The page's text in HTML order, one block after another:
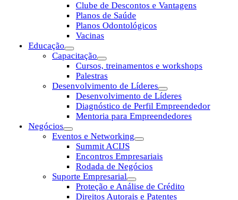
Clube de Descontos e Vantagens
Planos de Saúde
Planos Odontológicos
Vacinas
Educação
Capacitação
Cursos, treinamentos e workshops
Palestras
Desenvolvimento de Líderes
Desenvolvimento de Líderes
Diagnóstico de Perfil Empreendedor
Mentoria para Empreendedores
Negócios
Eventos e Networking
Summit ACIJS
Encontros Empresariais
Rodada de Negócios
Suporte Empresarial
Proteção e Análise de Crédito
Direitos Autorais e Patentes